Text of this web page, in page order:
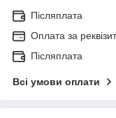
Післяплата
Оплата за
Післяплата
Всі умови оплати